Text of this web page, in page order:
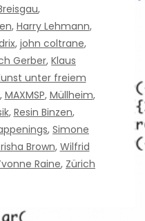
,
, Harry Lehmann,
, john coltrane,
Gerber, Klaus
unter freiem
, MAXMSP, Müllheim,
, Resin Binzen,
, Simone
Brown, Wilfrid
Raine, Zürich